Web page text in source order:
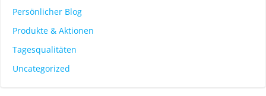
Persönlicher Blog
Produkte & Aktionen
Tagesqualitäten
Uncategorized